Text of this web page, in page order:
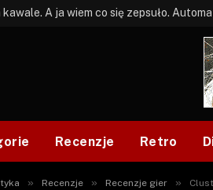
Recenzje Retro
» Recenzje » Recenzje gier »